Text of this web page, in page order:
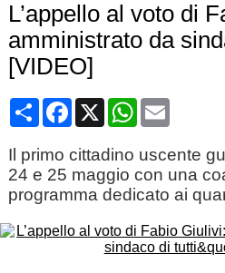
L’appello al voto di
amministrato da
[VIDEO]
CondividiFacebook
X WhatsApp
Email
Il primo cittadino uscente
24 e 25 maggio con una
programma dedicato ai